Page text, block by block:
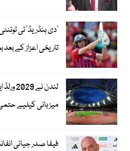
’دی ہنڈریڈ‘ ٹی
تاریخی اعزاز کے
لندن
میزبانی کیلیے
فیفا صدر جیانی